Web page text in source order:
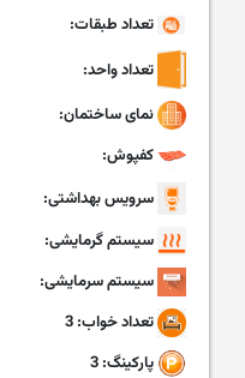
تعداد طبقات:
تعداد واحد:
نمای ساختمان:
کفپوش:
سرویس بهداشتی:
سیستم گرمایشی:
سیستم سرمایشی:
تعداد خواب: 3
پارکینگ: 3